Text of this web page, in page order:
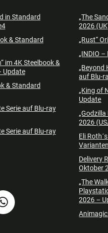
in Standard
& Standard
im 4K Steelbook &
Update
& Standard
Serie auf Blu-ray
Serie auf Blu-ray
„The
2026
„Rust“
„INDIO
„Beyond
auf Blu-
„King of
Update
2026
Eli
Delivery
Oktober
„The
2026 –